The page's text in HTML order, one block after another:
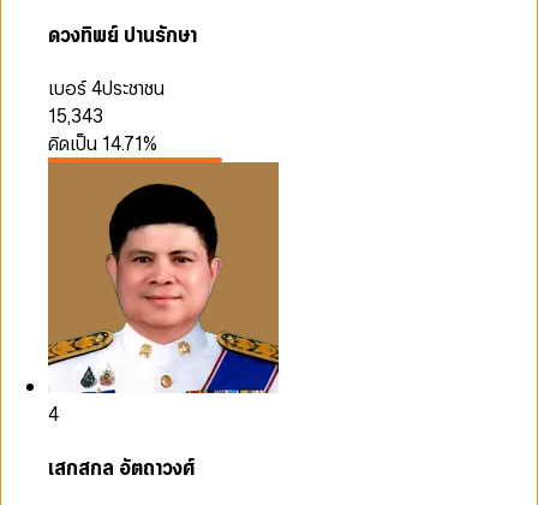
ดวงทิพย์ ปานรักษา
เบอร์ 4ประชาชน
15,343
คิดเป็น 14.71%
4
เสกสกล อัตถาวงศ์